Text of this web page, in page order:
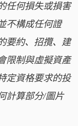
任何損失或損害
不構成任何證
要約、招攬、建
限制與虛擬資產
定資格要求的投
計算部分/圖片